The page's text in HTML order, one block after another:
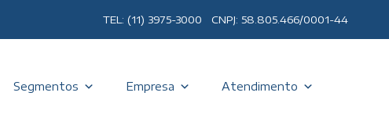
TEL: (11) 3975-3000 CNPJ: 58.805.466/0001-44
Segmentos Empresa Atendimento